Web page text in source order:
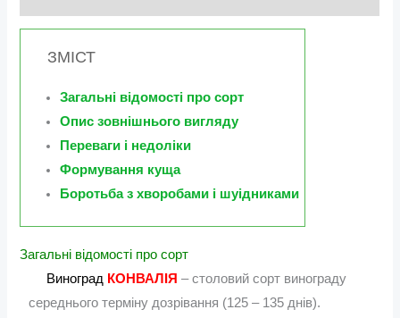
ЗМІСТ
Загальні відомості про сорт
Опис зовнішнього вигляду
Переваги і недоліки
Формування куща
Боротьба з хворобами і шуідниками
Загальні відомості про сорт
Виноград КОНВАЛІЯ– столовий сорт винограду
середнього терміну дозрівання (125 – 135 днів).